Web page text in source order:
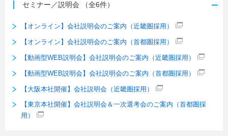
セミナー／説明会 （全6件）
【オンライン】会社説明会のご案内（近畿圏採用）
【オンライン】会社説明会のご案内（首都圏採用）
【動画型WEB説明会】会社説明会のご案内（近畿圏採用）
【動画型WEB説明会】会社説明会のご案内（首都圏採用）
【大阪本社開催】会社説明会（近畿圏採用）
【東京本社開催】会社説明会＆一次選考会のご案内（首都圏採
用）